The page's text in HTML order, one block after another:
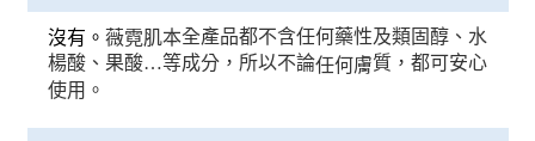
沒有。 薇霓肌本全產品都不含任何藥性及類固醇、水
楊酸、果酸…等成分，所以不論任何膚質，都可安心
使用。